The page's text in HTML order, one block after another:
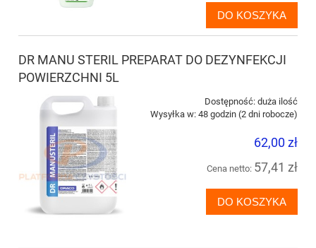
DO KOSZYKA
DR MANU STERIL PREPARAT DO DEZYNFEKCJI
POWIERZCHNI 5L
Dostępność: duża ilość
Wysyłka w: 48 godzin (2 dni robocze)
62,00 zł
Cena netto: 57,41 zł
DO KOSZYKA